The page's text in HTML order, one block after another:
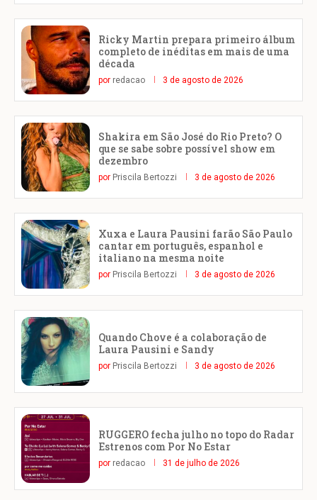
Ricky Martin prepara primeiro álbum
completo de inéditas em mais de uma
década
por redacao 3 de agosto de 2026
Shakira em São José do Rio Preto? O
que se sabe sobre possível show em
dezembro
por Priscila Bertozzi 3 de agosto de 2026
Xuxa e Laura Pausini farão São Paulo
cantar em português, espanhol e
italiano na mesma noite
por Priscila Bertozzi 3 de agosto de 2026
Quando Chove é a colaboração de
Laura Pausini e Sandy
por Priscila Bertozzi 3 de agosto de 2026
RUGGERO fecha julho no topo do Radar
Estrenos com Por No Estar
por redacao 31 de julho de 2026